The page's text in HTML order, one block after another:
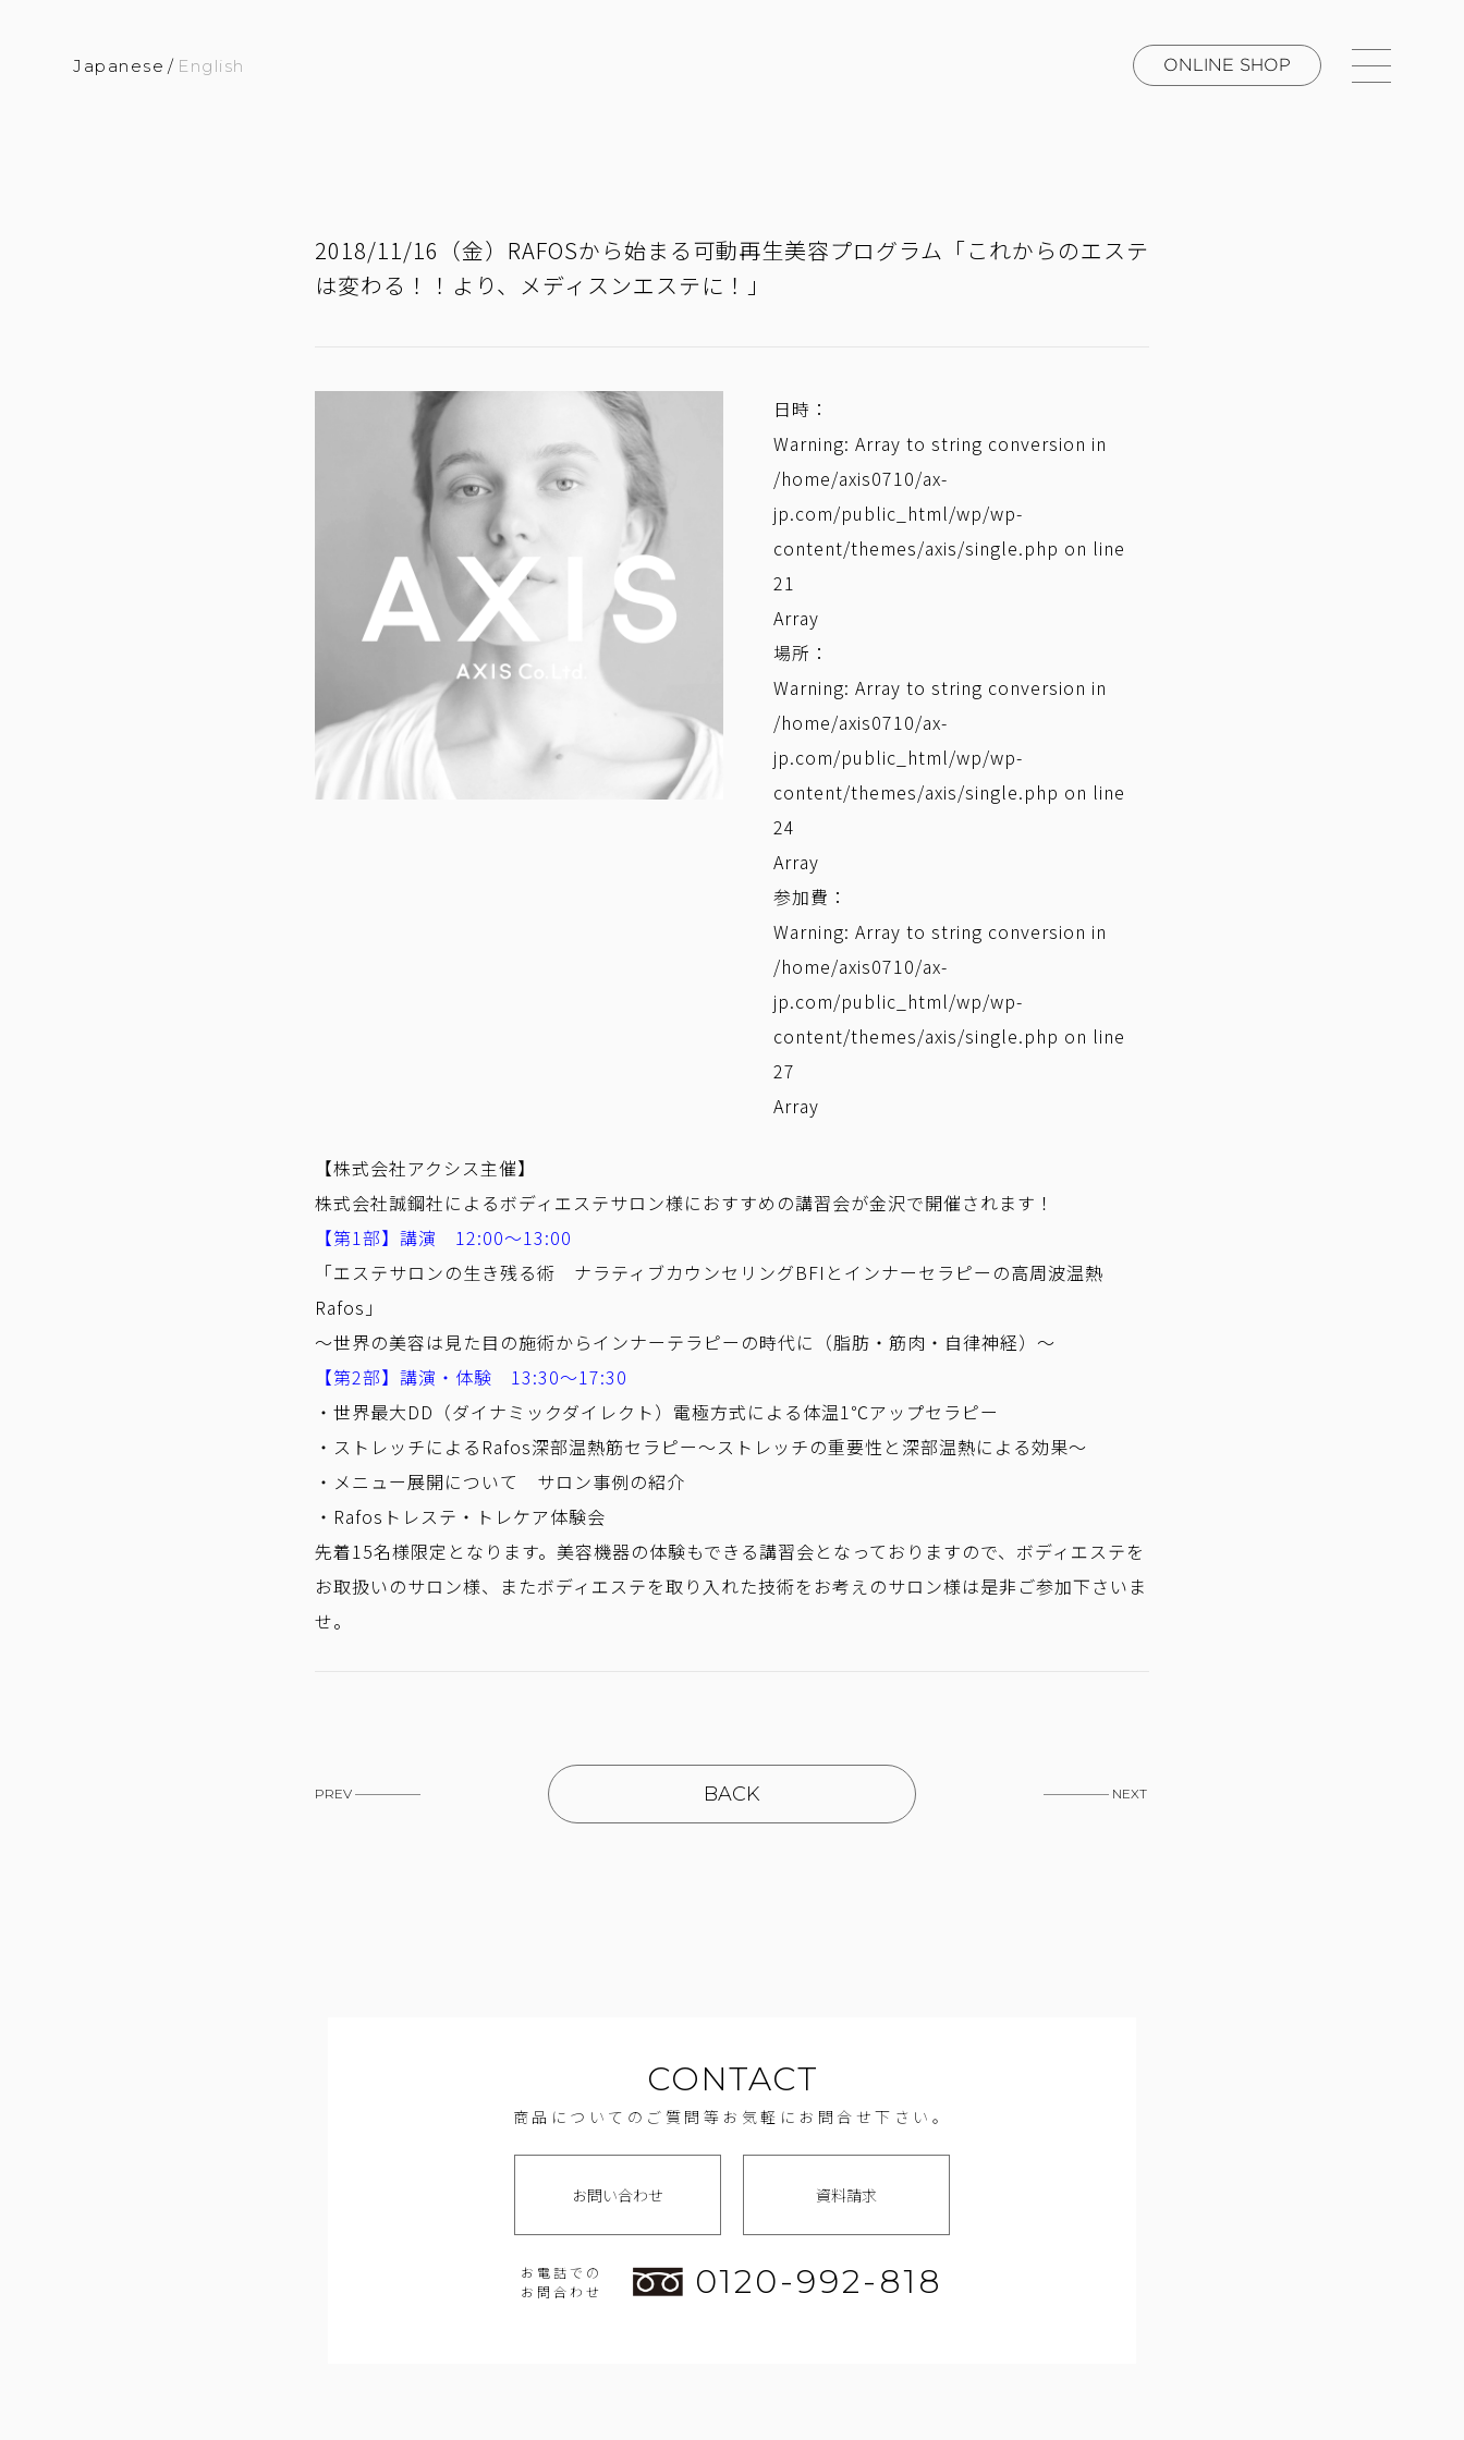
Japanese / English ONLINE SHOP
2018/11/16（金）RAFOSから始まる可動再生美容プログラム「これからのエステ
は変わる！！より、メディスンエステに！」
日時：
Warning: Array to string conversion in
/home/axis0710/ax-
jp.com/public_html/wp/wp-
content/themes/axis/single.php on line
21
Array
場所：
Warning: Array to string conversion in
/home/axis0710/ax-
jp.com/public_html/wp/wp-
content/themes/axis/single.php on line
24
Array
参加費：
Warning: Array to string conversion in
/home/axis0710/ax-
jp.com/public_html/wp/wp-
content/themes/axis/single.php on line
27
Array
【株式会社アクシス主催】
株式会社誠鋼社によるボディエステサロン様におすすめの講習会が金沢で開催されます！
【第1部】講演 12:00～13:00
「エステサロンの生き残る術 ナラティブカウンセリングBFIとインナーセラピーの高周波温熱
Rafos」
～世界の美容は見た目の施術からインナーテラピーの時代に（脂肪・筋肉・自律神経）～
【第2部】講演・体験 13:30～17:30
・世界最大DD（ダイナミックダイレクト）電極方式による体温1℃アップセラピー
・ストレッチによるRafos深部温熱筋セラピー～ストレッチの重要性と深部温熱による効果～
・メニュー展開について サロン事例の紹介
・Rafosトレステ・トレケア体験会
先着15名様限定となります。美容機器の体験もできる講習会となっておりますので、ボディエステを
お取扱いのサロン様、またボディエステを取り入れた技術をお考えのサロン様は是非ご参加下さいま
せ。
PREV ————— BACK ————— NEXT
CONTACT
商品についてのご質問等お気軽にお問合せ下さい。
お問い合わせ 資料請求
お電話での
お問合わせ
0120-992-818